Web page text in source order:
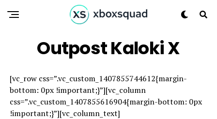
Outpost Kaloki X
[vc_row css=”.vc_custom_1407855744612{margin-
bottom: 0px !important;}”][vc_column
css=”.vc_custom_1407855616904{margin-bottom: 0px
!important;}”][vc_column_text]